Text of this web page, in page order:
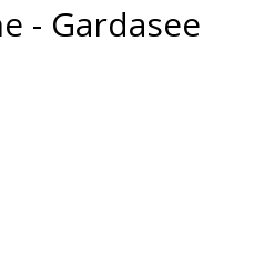
- Gardasee